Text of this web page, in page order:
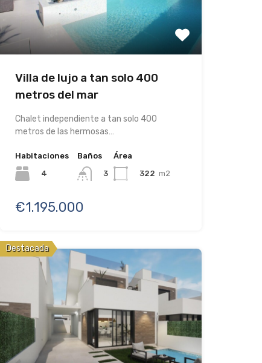
Villa de lujo a tan solo 400
metros del mar
Chalet independiente a tan solo 400
metros de las hermosas…
Habitaciones
4
Baños
3
Área
322 m2
€1.195.000
Destacada